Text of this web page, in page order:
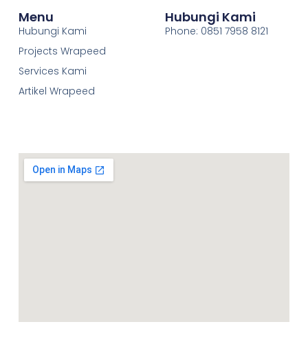
Menu
Hubungi Kami
Projects Wrapeed
Services Kami
Artikel Wrapeed
Hubungi Kami
Phone: 0851 7958 8121